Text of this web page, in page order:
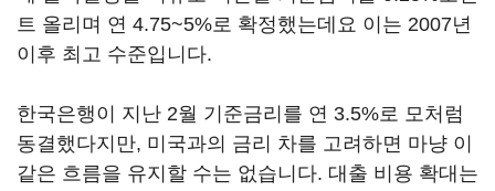
트 올리며 연 4.75~5%로 확정했는데요 이는 2007년
이후 최고 수준입니다.
한국은행이 지난 2월 기준금리를 연 3.5%로 모처럼
동결했다지만, 미국과의 금리 차를 고려하면 마냥 이
같은 흐름을 유지할 수는 없습니다. 대출 비용 확대는